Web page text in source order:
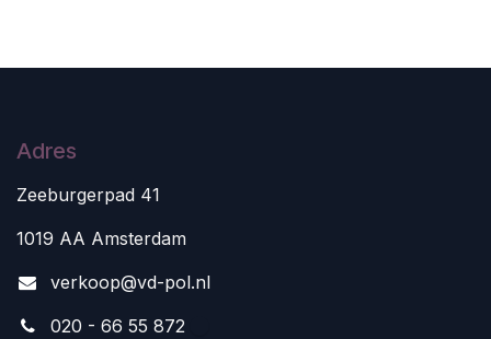
Adres
Zeeburgerpad 41
1019 AA Amsterdam
verkoop@vd-pol.nl
020 - 66 55 872